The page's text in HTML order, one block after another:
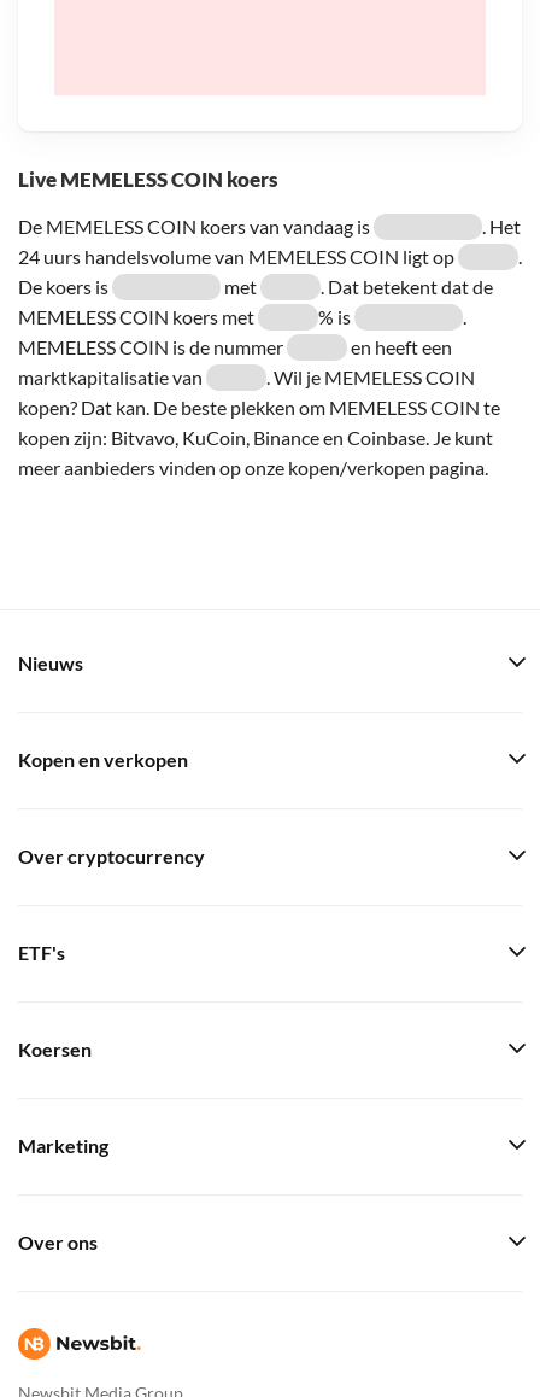
Live MEMELESS COIN koers
De MEMELESS COIN koers van vandaag is
. Het
24 uurs handelsvolume van MEMELESS COIN ligt op
.
De koers is
met
. Dat betekent dat de
MEMELESS COIN koers met
% is
.
MEMELESS COIN is de nummer
en heeft een
marktkapitalisatie van
. Wil je MEMELESS COIN
kopen? Dat kan. De beste plekken om MEMELESS COIN te
kopen zijn: Bitvavo, KuCoin, Binance en Coinbase. Je kunt
meer aanbieders vinden op onze kopen/verkopen pagina.
Newsbit Media Group
Nieuws
Kopen en verkopen
Over cryptocurrency
ETF's
Koersen
Marketing
Over ons